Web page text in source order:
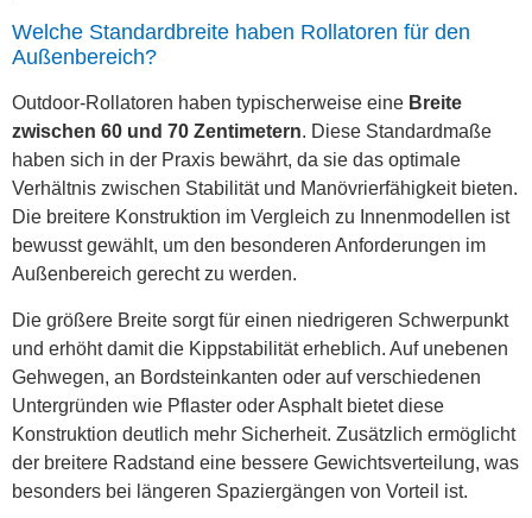
Welche Standardbreite haben Rollatoren für den
Außenbereich?
Outdoor-Rollatoren haben typischerweise eine Breite
zwischen 60 und 70 Zentimetern. Diese Standardmaße
haben sich in der Praxis bewährt, da sie das optimale
Verhältnis zwischen Stabilität und Manövrierfähigkeit bieten.
Die breitere Konstruktion im Vergleich zu Innenmodellen ist
bewusst gewählt, um den besonderen Anforderungen im
Außenbereich gerecht zu werden.
Die größere Breite sorgt für einen niedrigeren Schwerpunkt
und erhöht damit die Kippstabilität erheblich. Auf unebenen
Gehwegen, an Bordsteinkanten oder auf verschiedenen
Untergründen wie Pflaster oder Asphalt bietet diese
Konstruktion deutlich mehr Sicherheit. Zusätzlich ermöglicht
der breitere Radstand eine bessere Gewichtsverteilung, was
besonders bei längeren Spaziergängen von Vorteil ist.